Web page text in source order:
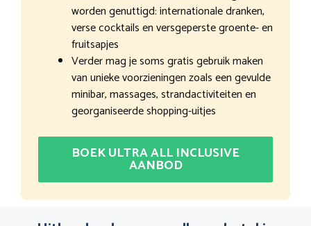
worden genuttigd: internationale dranken,
verse cocktails en versgeperste groente- en
fruitsapjes
Verder mag je soms gratis gebruik maken
van unieke voorzieningen zoals een gevulde
minibar, massages, strandactiviteiten en
georganiseerde shopping-uitjes
BOEK ULTRA ALL INCLUSIVE
AANBOD